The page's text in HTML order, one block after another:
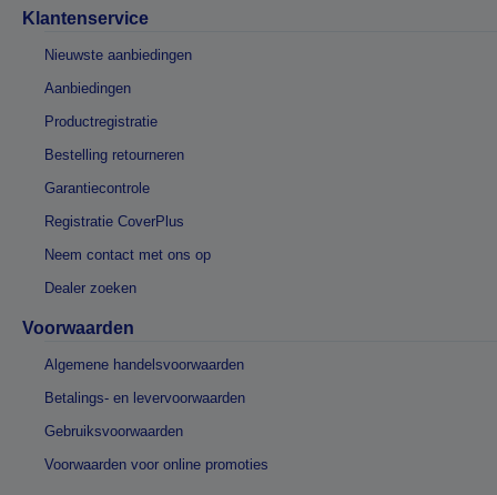
Klantenservice
Nieuwste aanbiedingen
Aanbiedingen
Productregistratie
Bestelling retourneren
Garantiecontrole
Registratie CoverPlus
Neem contact met ons op
Dealer zoeken
Voorwaarden
Algemene handelsvoorwaarden
Betalings- en levervoorwaarden
Gebruiksvoorwaarden
Voorwaarden voor online promoties